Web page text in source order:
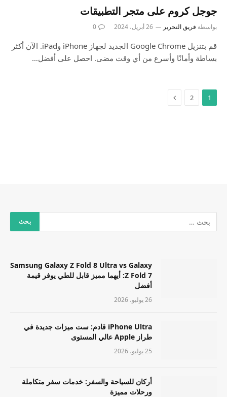
بواسطة فريق التحرير 26 أبريل، 2024 0
قم بتنزيل Google Chrome الجديد لجهاز iPhone وiPad. الآن أكثر
بساطة وأمانًا وأسرع من أي وقت مضى. احصل على أفضل…
1
2
Samsung Galaxy Z Fold 8 Ultra vs Galaxy
Z Fold 7: أيهما مميز قابل للطي يوفر قيمة
أفضل
26 يوليو، 2026
iPhone Ultra قادم: ست ميزات جديدة في
طراز Apple عالي المستوى
25 يوليو، 2026
أركان للسياحة والسفر: خدمات سفر متكاملة
ورحلات مميزة